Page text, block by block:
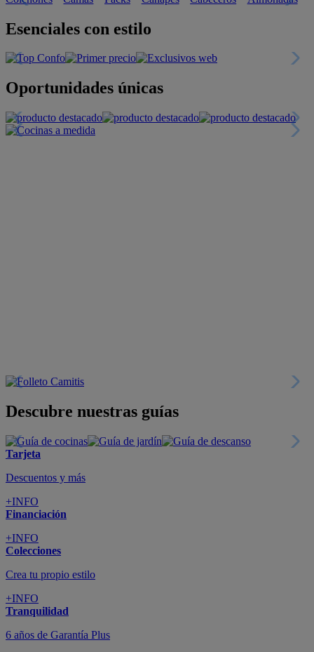
Esenciales con estilo
Oportunidades únicas
Descubre nuestras guías
Tarjeta
Descuentos y más
+INFO
Financiación
+INFO
Colecciones
Crea tu propio estilo
+INFO
Tranquilidad
6 años de Garantía Plus